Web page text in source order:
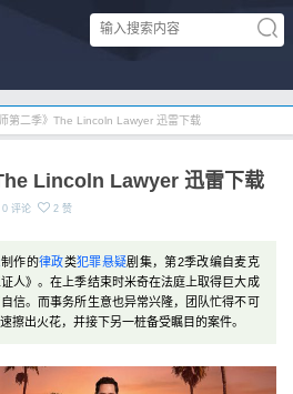
第二季》The Lincoln Lawyer 迅雷下载
Lincoln Lawyer 迅雷下载
0 评论 2 赞
制作的律政类犯罪悬疑剧集，第2季改编自麦克
人》。在上季结束时米奇在法庭上取得巨大成
信。而事务所生意也异常兴隆，团队忙得不可
擦出火花，并接下另一桩备受瞩目的案件。